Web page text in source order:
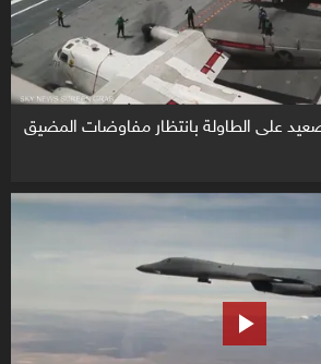
على الطاولة بانتظار مفاوضات المضيق